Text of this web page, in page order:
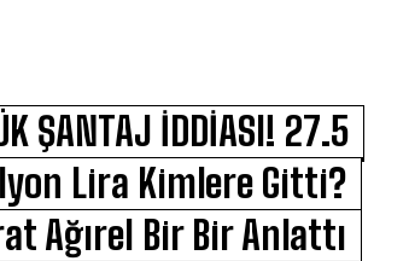
ŞANTAJ İDDİASI! 27.5
Lira Kimlere Gitti?
Ağırel Bir Bir Anlattı